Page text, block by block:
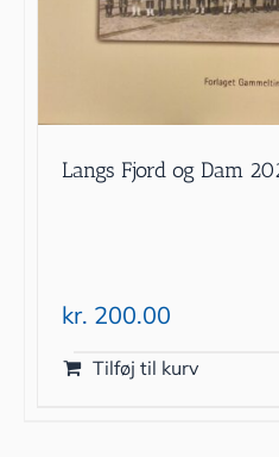
Langs Fjord og Dam
kr. 200.00
Tilføj til kurv